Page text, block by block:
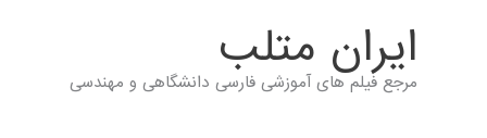
ايران متلب
مرجع فیلم های آموزشی فارسی دانشگاهی و مهندسی